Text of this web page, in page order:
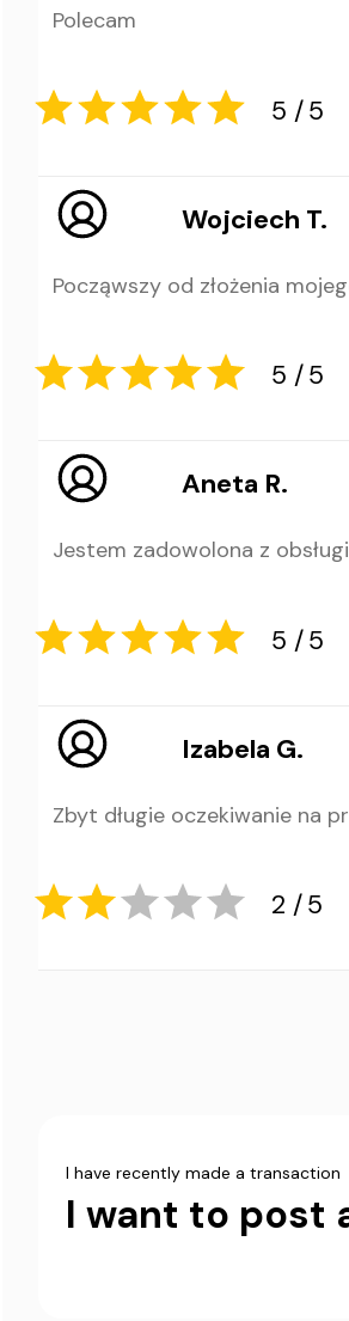
Polecam
Wojciech T.
Począwszy od złożenia
5
Aneta R.
Jestem zadowolona z
Izabela G.
Zbyt długie oczekiwanie na
I have recently made a transaction
I want to post